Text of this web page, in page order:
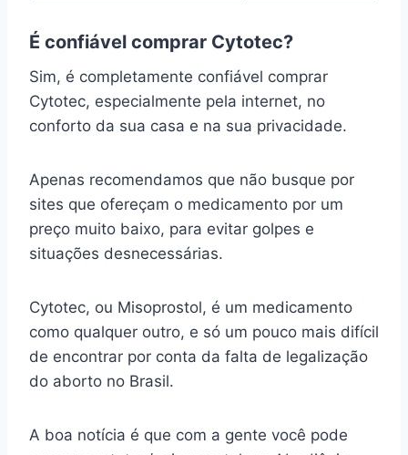
É confiável comprar Cytotec?
Sim, é completamente confiável comprar
Cytotec, especialmente pela internet, no
conforto da sua casa e na sua privacidade.
Apenas recomendamos que não busque por
sites que ofereçam o medicamento por um
preço muito baixo, para evitar golpes e
situações desnecessárias.
Cytotec, ou Misoprostol, é um medicamento
como qualquer outro, e só um pouco mais difícil
de encontrar por conta da falta de legalização
do aborto no Brasil.
A boa notícia é que com a gente você pode